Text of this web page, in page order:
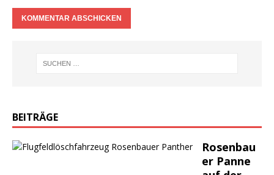
BEITRÄGE
Rosenbau
er Panne